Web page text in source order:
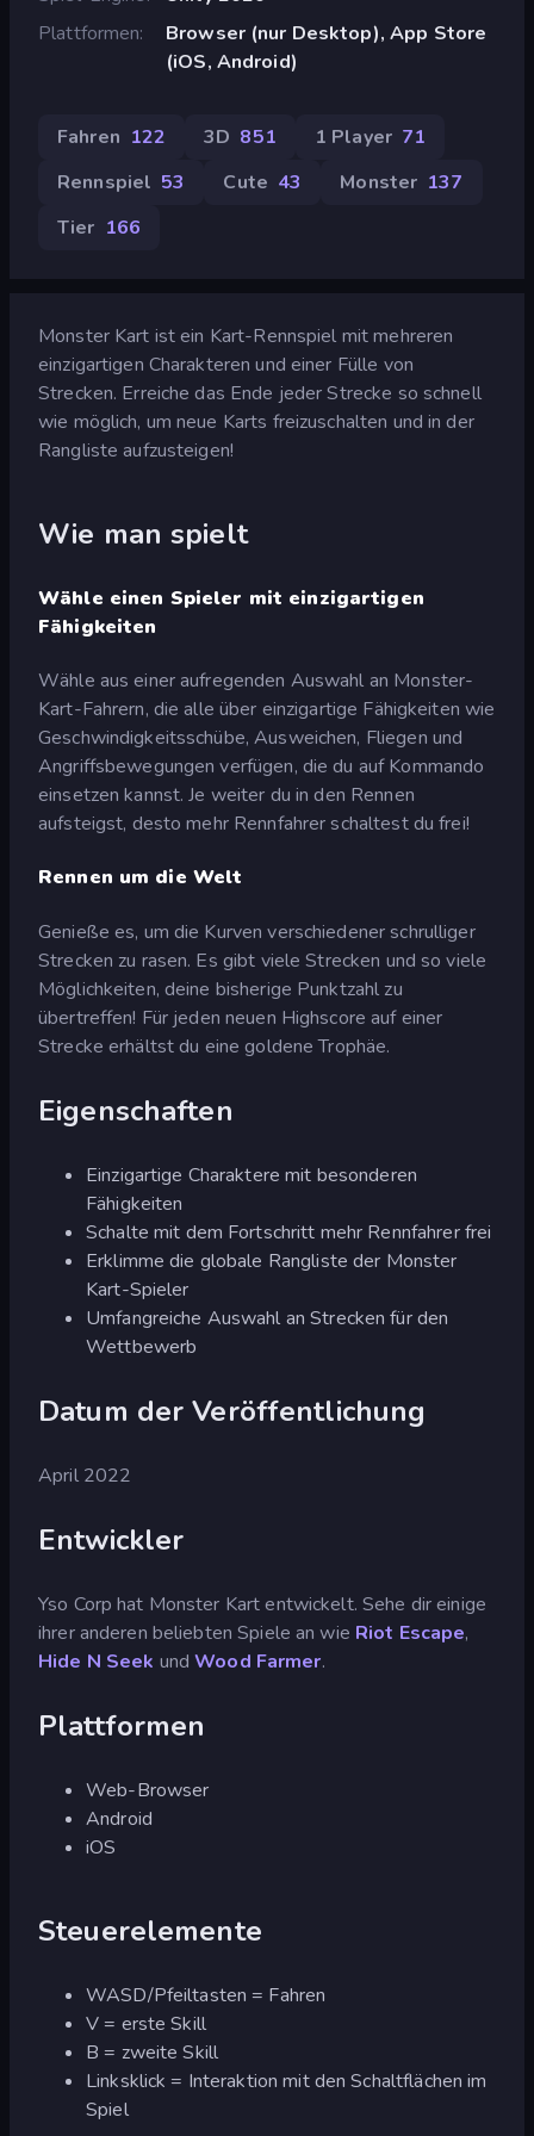
Plattformen
Browser (nur Desktop), App Store
(iOS, Android)
Fahren 122 3D 851 1 Player 71
Rennspiel 53 Cute 43 Monster 137
Tier 166
Monster Kart ist ein Kart-Rennspiel mit mehreren
einzigartigen Charakteren und einer Fülle von
Strecken. Erreiche das Ende jeder Strecke so schnell
wie möglich, um neue Karts freizuschalten und in der
Rangliste aufzusteigen!
Wie man spielt
Wähle einen Spieler mit einzigartigen
Fähigkeiten
Wähle aus einer aufregenden Auswahl an Monster-
Kart-Fahrern, die alle über einzigartige Fähigkeiten wie
Geschwindigkeitsschübe, Ausweichen, Fliegen und
Angriffsbewegungen verfügen, die du auf Kommando
einsetzen kannst. Je weiter du in den Rennen
aufsteigst, desto mehr Rennfahrer schaltest du frei!
Rennen um die Welt
Genieße es, um die Kurven verschiedener schrulliger
Strecken zu rasen. Es gibt viele Strecken und so viele
Möglichkeiten, deine bisherige Punktzahl zu
übertreffen! Für jeden neuen Highscore auf einer
Strecke erhältst du eine goldene Trophäe.
Eigenschaften
Einzigartige Charaktere mit besonderen
Fähigkeiten
Schalte mit dem Fortschritt mehr Rennfahrer frei
Erklimme die globale Rangliste der Monster
Kart-Spieler
Umfangreiche Auswahl an Strecken für den
Wettbewerb
Datum der Veröffentlichung
April 2022
Entwickler
Yso Corp hat Monster Kart entwickelt. Sehe dir einige
ihrer anderen beliebten Spiele an wie Riot Escape,
Hide N Seek undWood Farmer.
Plattformen
Web-Browser
Android
iOS
Steuerelemente
WASD/Pfeiltasten = Fahren
V = erste Skill
B = zweite Skill
Linksklick = Interaktion mit den Schaltflächen im
Spiel